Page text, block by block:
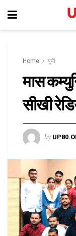
Home यूपी
मास
सीखी
by